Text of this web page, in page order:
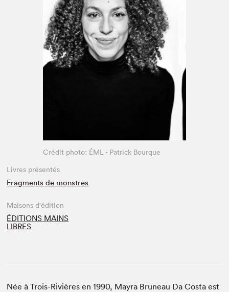
Espace médias
Crédit photo: ÉML - Patrick Bourque
Livres présentés
Fragments de monstres
Maisons d'édition
ÉDITIONS MAINS
LIBRES
Née à Trois-Rivières en 1990, Mayra Bruneau Da Costa est